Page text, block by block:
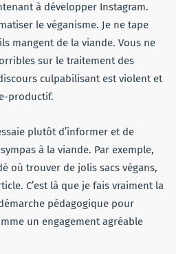
à développer Instagram.
le véganisme. Je ne tape
mangent de la viande. Vous ne
sur le traitement des
culpabilisant est violent et
productif.
plutôt d’informer et de
à la viande. Par exemple,
où trouver de jolis sacs végans,
C’est là que je fais vraiment la
pédagogique pour
un engagement agréable